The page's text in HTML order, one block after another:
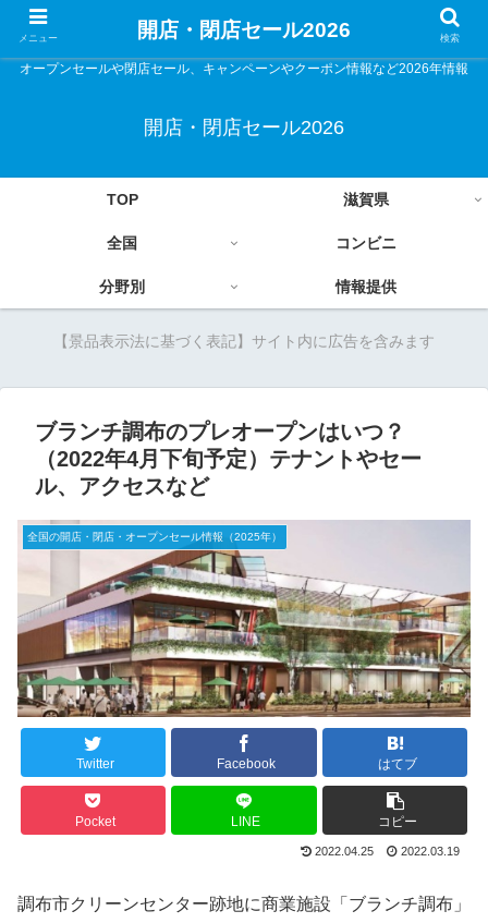
オープンセールや閉店セール、キャンペーンやクーポン情報など2026年情報
開店・閉店セール2026
TOP 滋賀県
全国 コンビニ
分野別 情報提供
【景品表示法に基づく表記】サイト内に広告を含みます
ブランチ調布のプレオープンはいつ？
（2022年4月下旬予定）テナントやセー
ル、アクセスなど
全国の開店・閉店・オープンセール情報（2025年）
Twitter Facebook はてブ
Pocket LINE コピー
2022.04.25 2022.03.19
調布市クリーンセンター跡地に商業施設「ブランチ調布」
メニュー 開店・閉店セール2026 検索